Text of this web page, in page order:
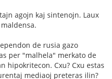
agojn kaj sintenojn. Laux
de rusia gazo
per "malhela" merkato de
hipokritecon. Cxu? Cxu estas
mediaoj preteras ilin?